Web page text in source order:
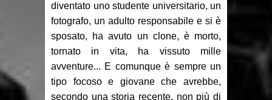
diventato uno studente universitario, un
fotografo, un adulto responsabile e si è
sposato, ha avuto un clone, è morto,
tornato in vita, ha vissuto mille
avventure... E comunque è sempre un
tipo focoso e giovane che avrebbe,
secondo una storia recente, non più di